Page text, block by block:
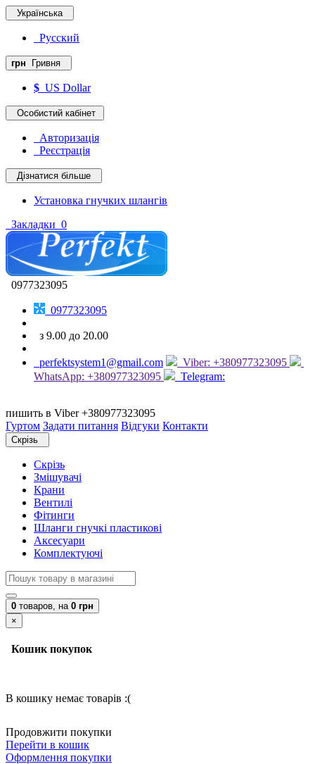
Українська
Русский
грн Гривня
$ US Dollar
Особистий кабінет
Авторизація
Реєстрація
Дізнатися більше
Установка гнучких шлангів
Закладки 0
0977323095
0977323095
з 9.00 до 20.00
perfektsystem1@gmail.com
Viber: +380977323095
WhatsApp: +380977323095
Telegram:
пишить в Viber +380977323095
Гуртом Задати питання Відгуки Контакти
Скрізь
Скрізь
Змішувачі
Крани
Вентилі
Фітинги
Шланги гнучкі пластикові
Аксесуари
Комплектуючі
0 товаров, на 0 грн
×
Кошик покупок
В кошику немає товарів :(
Продовжити покупки
Перейти в кошик
Оформлення покупки